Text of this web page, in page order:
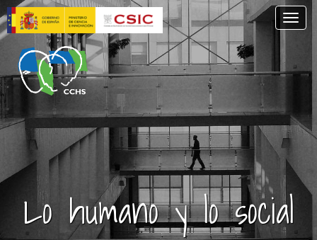
Pasar
al
contenido
principal
Lo humano y lo social